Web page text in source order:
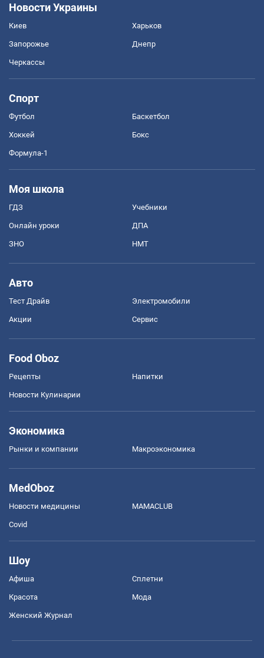
Новости Украины
Киев Харьков
Запорожье Днепр
Черкассы
Спорт
Футбол Баскетбол
Хоккей Бокс
Формула-1
Моя школа
ГДЗ Учебники
Онлайн уроки ДПА
ЗНО НМТ
Авто
Тест Драйв Электромобили
Акции Сервис
Food Oboz
Рецепты Напитки
Новости Кулинарии
Экономика
Рынки и компании Mакроэкономика
MedOboz
Новости медицины MAMACLUB
Covid
Шоу
Афиша Сплетни
Красота Мода
Женский Журнал